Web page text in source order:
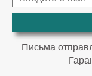
Письма